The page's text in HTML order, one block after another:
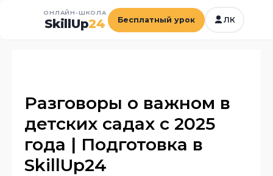
ОНЛАЙН-ШКОЛА
SkillUp24 Бесплатный урок ЛК
Разговоры о важном в
детских садах с 2025
года | Подготовка в
SkillUp24